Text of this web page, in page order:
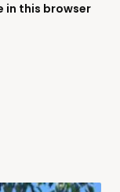
in this browser